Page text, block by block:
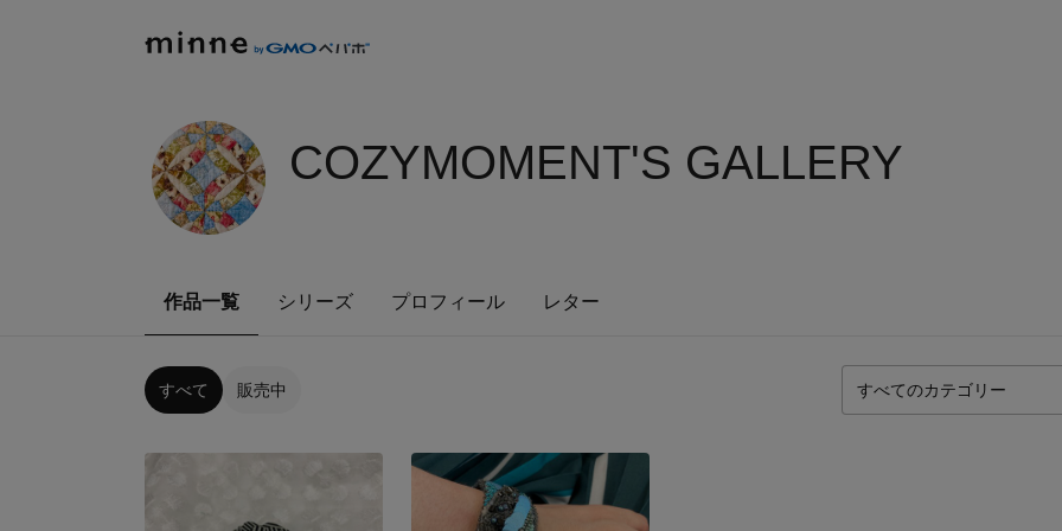
COZYMOMENT'S GALLERY
作品一覧 シリーズ プロフィール レター
すべて 販売中